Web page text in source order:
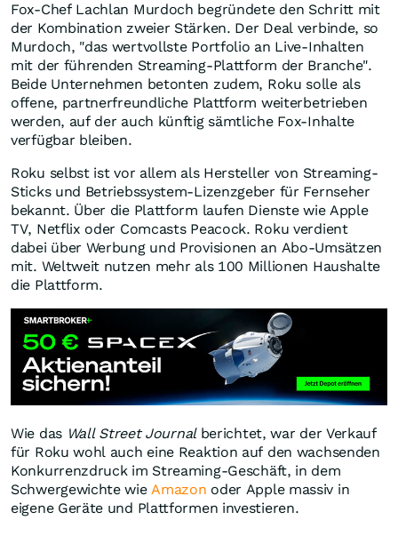
Fox-Chef Lachlan Murdoch begründete den Schritt mit
der Kombination zweier Stärken. Der Deal verbinde, so
Murdoch, "das wertvollste Portfolio an Live-Inhalten
mit der führenden Streaming-Plattform der Branche".
Beide Unternehmen betonten zudem, Roku solle als
offene, partnerfreundliche Plattform weiterbetrieben
werden, auf der auch künftig sämtliche Fox-Inhalte
verfügbar bleiben.
Roku selbst ist vor allem als Hersteller von Streaming-
Sticks und Betriebssystem-Lizenzgeber für Fernseher
bekannt. Über die Plattform laufen Dienste wie Apple
TV, Netflix oder Comcasts Peacock. Roku verdient
dabei über Werbung und Provisionen an Abo-Umsätzen
mit. Weltweit nutzen mehr als 100 Millionen Haushalte
die Plattform.
Wie das Wall Street Journalberichtet, war der Verkauf
für Roku wohl auch eine Reaktion auf den wachsenden
Konkurrenzdruck im Streaming-Geschäft, in dem
Schwergewichte wieAmazon oder Apple massiv in
eigene Geräte und Plattformen investieren.